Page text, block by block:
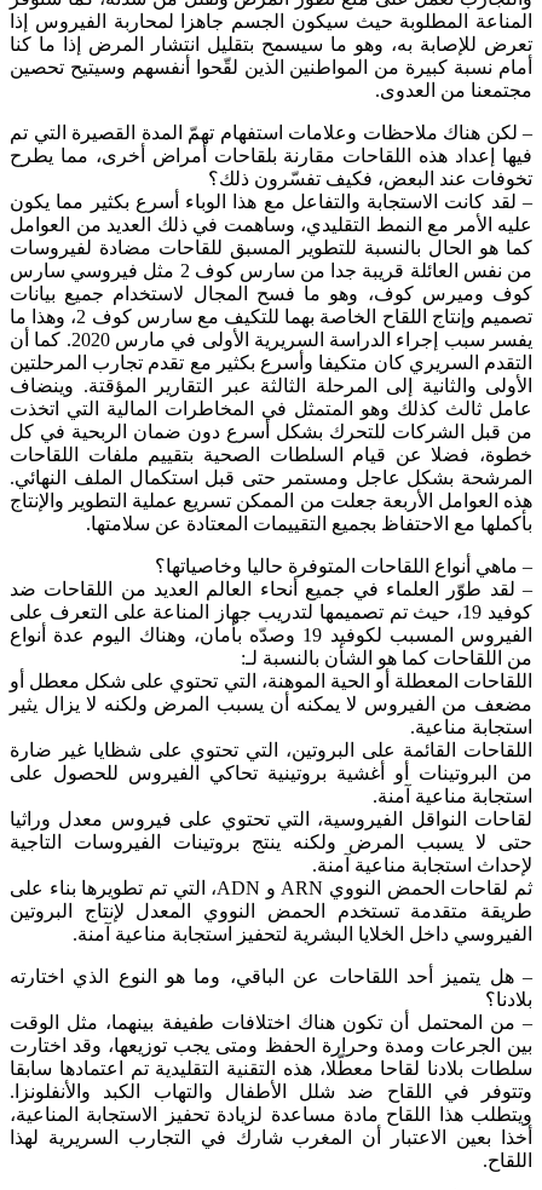
المناعة المطلوبة حيث سيكون الجسم جاهزا لمحاربة الفيروس إذا
تعرض للإصابة به، وهو ما سيسمح بتقليل انتشار المرض إذا ما كنا
أمام نسبة كبيرة من المواطنين الذين لقّحوا أنفسهم وسيتيح تحصين
مجتمعنا من العدوى.
– لكن هناك ملاحظات وعلامات استفهام تهمّ المدة القصيرة التي تم
فيها إعداد هذه اللقاحات مقارنة بلقاحات أمراض أخرى، مما يطرح
تخوفات عند البعض، فكيف تفسّرون ذلك؟
– لقد كانت الاستجابة والتفاعل مع هذا الوباء أسرع بكثير مما يكون
عليه الأمر مع النمط التقليدي، وساهمت في ذلك العديد من العوامل
كما هو الحال بالنسبة للتطوير المسبق للقاحات مضادة لفيروسات
من نفس العائلة قريبة جدا من سارس كوف 2 مثل فيروسي سارس
كوف وميرس كوف، وهو ما فسح المجال لاستخدام جميع بيانات
تصميم وإنتاج اللقاح الخاصة بهما للتكيف مع سارس كوف 2، وهذا ما
يفسر سبب إجراء الدراسة السريرية الأولى في مارس 2020. كما أن
التقدم السريري كان متكيفا وأسرع بكثير مع تقدم تجارب المرحلتين
الأولى والثانية إلى المرحلة الثالثة عبر التقارير المؤقتة. وينضاف
عامل ثالث كذلك وهو المتمثل في المخاطرات المالية التي اتخذت
من قبل الشركات للتحرك بشكل أسرع دون ضمان الربحية في كل
خطوة، فضلا عن قيام السلطات الصحية بتقييم ملفات اللقاحات
المرشحة بشكل عاجل ومستمر حتى قبل استكمال الملف النهائي.
هذه العوامل الأربعة جعلت من الممكن تسريع عملية التطوير والإنتاج
بأكملها مع الاحتفاظ بجميع التقييمات المعتادة عن سلامتها.
– ماهي أنواع اللقاحات المتوفرة حاليا وخاصياتها؟
– لقد طوّر العلماء في جميع أنحاء العالم العديد من اللقاحات ضد
كوفيد 19، حيث تم تصميمها لتدريب جهاز المناعة على التعرف على
الفيروس المسبب لكوفيد 19 وصدّه بأمان، وهناك اليوم عدة أنواع
من اللقاحات كما هو الشأن بالنسبة لـ:
اللقاحات المعطلة أو الحية الموهنة، التي تحتوي على شكل معطل أو
مضعف من الفيروس لا يمكنه أن يسبب المرض ولكنه لا يزال يثير
استجابة مناعية.
اللقاحات القائمة على البروتين، التي تحتوي على شظايا غير ضارة
من البروتينات أو أغشية بروتينية تحاكي الفيروس للحصول على
استجابة مناعية آمنة.
لقاحات النواقل الفيروسية، التي تحتوي على فيروس معدل وراثيا
حتى لا يسبب المرض ولكنه ينتج بروتينات الفيروسات التاجية
لإحداث استجابة مناعية آمنة.
ثم لقاحات الحمض النووي ARN و ADN، التي تم تطويرها بناء على
طريقة متقدمة تستخدم الحمض النووي المعدل لإنتاج البروتين
الفيروسي داخل الخلايا البشرية لتحفيز استجابة مناعية آمنة.
– هل يتميز أحد اللقاحات عن الباقي، وما هو النوع الذي اختارته
بلادنا؟
– من المحتمل أن تكون هناك اختلافات طفيفة بينهما، مثل الوقت
بين الجرعات ومدة وحرارة الحفظ ومتى يجب توزيعها، وقد اختارت
سلطات بلادنا لقاحا معطّلا، هذه التقنية التقليدية تم اعتمادها سابقا
وتتوفر في اللقاح ضد شلل الأطفال والتهاب الكبد والأنفلونزا.
ويتطلب هذا اللقاح مادة مساعدة لزيادة تحفيز الاستجابة المناعية،
أخذا بعين الاعتبار أن المغرب شارك في التجارب السريرية لهذا
اللقاح.